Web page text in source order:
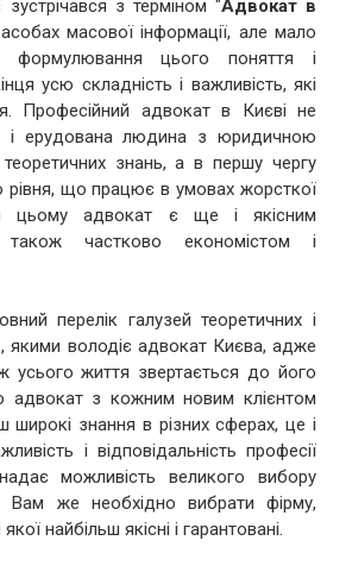
з терміном "Адвокат в
масової інформації, але мало
цього поняття і
усю складність і важливість, які
Професійний адвокат в Києві не
і ерудована людина з юридичною
теоретичних знань, а в першу чергу
рівня, що працює в умовах жорсткої
цьому адвокат є ще і якісним
частково економістом і
перелік галузей теоретичних і
якими володіє адвокат Києва, адже
усього життя звертається до його
адвокат з кожним новим клієнтом
широкі знання в різних сферах, це і
і відповідальність професії
можливість великого вибору
Вам же необхідно вибрати фірму,
найбільш якісні і гарантовані.